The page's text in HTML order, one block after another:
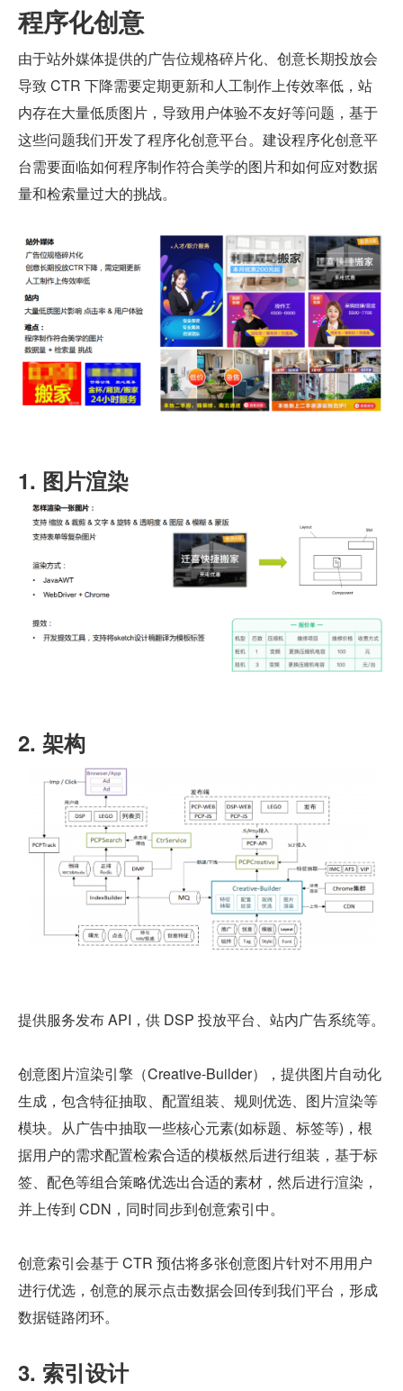
程序化创意
由于站外媒体提供的广告位规格碎片化、创意长期投放会
导致 CTR 下降需要定期更新和人工制作上传效率低，站
内存在大量低质图片，导致用户体验不友好等问题，基于
这些问题我们开发了程序化创意平台。建设程序化创意平
台需要面临如何程序制作符合美学的图片和如何应对数据
量和检索量过大的挑战。
1. 图片渲染
2. 架构
提供服务发布 API，供 DSP 投放平台、站内广告系统等。
创意图片渲染引擎（Creative-Builder），提供图片自动化
生成，包含特征抽取、配置组装、规则优选、图片渲染等
模块。从广告中抽取一些核心元素(如标题、标签等)，根
据用户的需求配置检索合适的模板然后进行组装，基于标
签、配色等组合策略优选出合适的素材，然后进行渲染，
并上传到 CDN，同时同步到创意索引中。
创意索引会基于 CTR 预估将多张创意图片针对不用用户
进行优选，创意的展示点击数据会回传到我们平台，形成
数据链路闭环。
3. 索引设计